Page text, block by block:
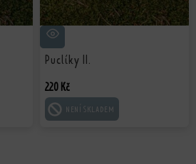
Puclíky II.
220 Kč
ČTĚTE VÍCE